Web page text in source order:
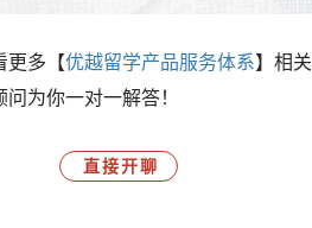
更多【优越留学产品服务体系】相
为你一对一解答！
直接开聊